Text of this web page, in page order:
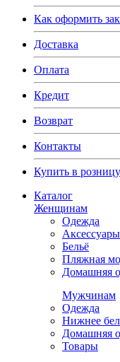
Как оформить
Доставка
Оплата
Кредит
Возврат
Контакты
Купить в розницу
Каталог
Женщинам
Одежда
Аксессуары
Бельё
Пляжная
Домашняя
Мужчинам
Одежда
Нижнее
Домашняя
Товары